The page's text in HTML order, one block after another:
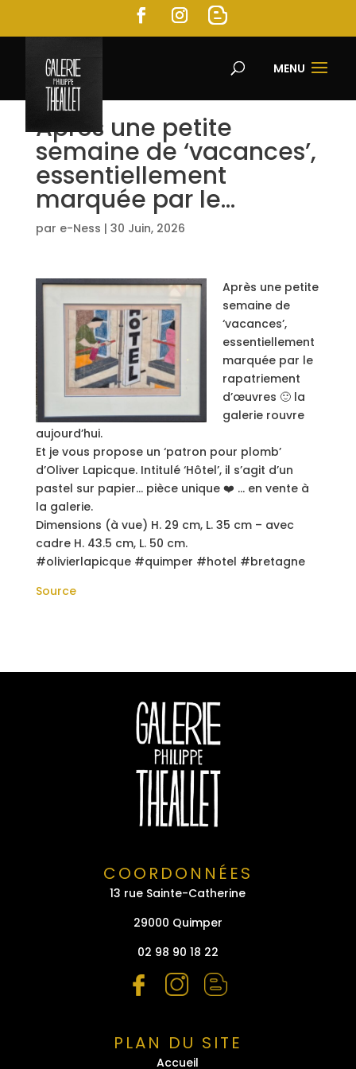
MENU
Après une petite
semaine de ‘vacances’,
essentiellement
marquée par le…
par e-Ness | 30 Juin, 2026
Après une petite
semaine de
‘vacances’,
essentiellement
marquée par le
rapatriement
d’œuvres 🙂 la
galerie rouvre
aujourd’hui.
Et je vous propose un ‘patron pour plomb’
d’Oliver Lapicque. Intitulé ‘Hôtel’, il s’agit d’un
pastel sur papier… pièce unique ❤️ … en vente à
la galerie.
Dimensions (à vue) H. 29 cm, L. 35 cm – avec
cadre H. 43.5 cm, L. 50 cm.
#olivierlapicque #quimper #hotel #bretagne
Source
COORDONNÉES
13 rue Sainte-Catherine
29000 Quimper
02 98 90 18 22
PLAN DU SITE
Accueil